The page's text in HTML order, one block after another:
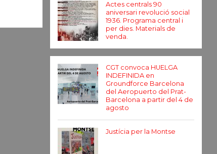
Actes centrals 90
aniversari revolució social
1936. Programa central i
per dies. Materials de
venda.
CGT convoca HUELGA
INDEFINIDA en
Groundforce Barcelona
del Aeropuerto del Prat-
Barcelona a partir del 4 de
agosto
Justícia per la Montse